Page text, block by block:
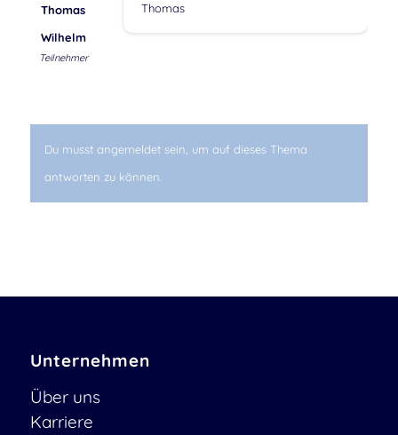
Thomas
Wilhelm
Teilnehmer
Thomas
Du musst angemeldet sein, um auf dieses Thema
antworten zu können.
Unternehmen
Über uns
Karriere